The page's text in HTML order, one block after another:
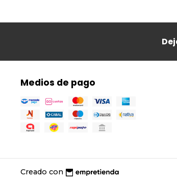
Medios de pago
Creado con